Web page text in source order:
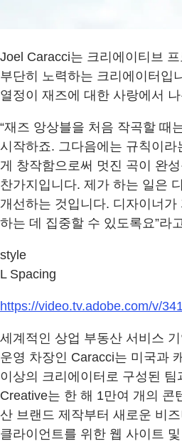
Joel Caracci는 크리에이티브
부단히 노력하는 크리에이터입
열정이 재즈에 대한 사랑에서
“재즈 앙상블을 처음 작곡할 때
시작하죠. 그다음에는 규칙이
게 창작함으로써 멋진 곡이 완
찬가지입니다. 제가 하는 일은
개선하는 것입니다. 디자이너
하는 데 집중할 수 있도록요”라
style
L Spacing
https://video.tv.adobe.com/v/
세계적인 상업 부동산 서비스
운영 차장인 Caracci는 미국과
이상의 크리에이터로 구성된
Creative는 한 해 1만여 개의 콘
산 브랜드 제작부터 새로운 비
클라이언트를 위한 웹 사이트